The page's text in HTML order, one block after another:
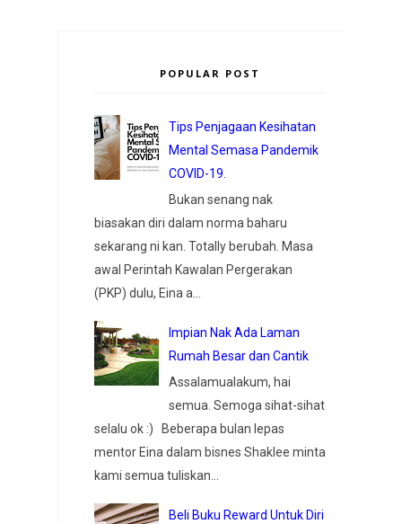
POPULAR POST
Tips Penjagaan Kesihatan
Mental Semasa Pandemik
COVID-19.
Bukan senang nak
biasakan diri dalam norma baharu
sekarang ni kan. Totally berubah. Masa
awal Perintah Kawalan Pergerakan
(PKP) dulu, Eina a...
Impian Nak Ada Laman
Rumah Besar dan Cantik
Assalamualakum, hai
semua. Semoga sihat-sihat
selalu ok :) Beberapa bulan lepas
mentor Eina dalam bisnes Shaklee minta
kami semua tuliskan...
Beli Buku Reward Untuk Diri